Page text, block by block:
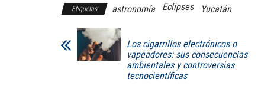
Etiquetas astronomía Eclipses Yucatán
Los cigarrillos electrónicos o
vapeadores: sus consecuencias
ambientales y controversias
tecnocientíficas